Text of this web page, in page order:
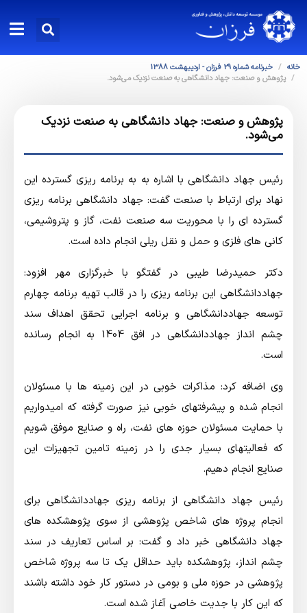
خانه
خبرنامه شماره 29 فرزان - ارديبهشت 1388
پژوهش و صنعت: جهاد دانشگاهی به صنعت نزدیک می‌شود.
پژوهش و صنعت: جهاد دانشگاهی به صنعت نزدیک
می‌شود.
رئیس جهاد دانشگاهی با اشاره به به برنامه ریزی گسترده این
نهاد برای ارتباط با صنعت گفت: جهاد دانشگاهی برنامه ریزی
گسترده ای را با محوریت سه صنعت نفت، گاز و پتروشیمی،
کانی های فلزی و حمل و نقل ریلی انجام داده است.
دکتر حمیدرضا طیبی در گفتگو با خبرگزاري مهر افزود:
جهاددانشگاهی این برنامه ریزی را در قالب تهیه برنامه چهارم
توسعه جهاددانشگاهی و برنامه اجرایی تحقق اهداف سند
چشم انداز جهاددانشگاهی در افق 1404 به انجام رسانده
است.
وی اضافه کرد: مذاکرات خوبی در این زمینه ها با مسئولان
انجام شده و پیشرفتهای خوبی نیز صورت گرفته که امیدواریم
با حمایت مسئولان حوزه های نفت، راه و صنایع موفق شویم
که فعالیتهای بسیار جدی را در زمینه تامین تجهیزات این
صنایع انجام دهیم.
رئیس جهاد دانشگاهی از برنامه ریزی جهاددانشگاهی برای
انجام پروژه های شاخص پژوهشی از سوی پژوهشکده های
جهاد دانشگاهی خبر داد و گفت: بر اساس تعاریف در سند
چشم انداز، پژوهشکده باید حداقل یک تا سه پروژه شاخص
پژوهشی در حوزه ملی و بومی در دستور کار خود داشته باشند
که این کار با جدیت خاصی آغاز شده است.